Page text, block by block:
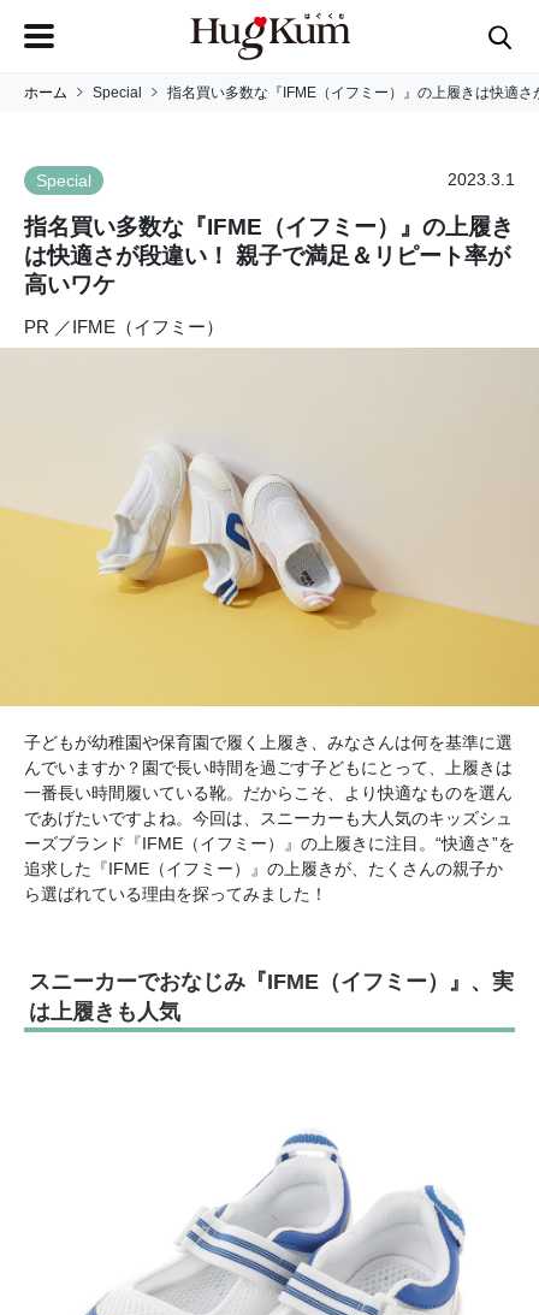
ホーム Special 指名買い多数な『IFME（イフミー）』の上履きは快適
Special 2023.3.1
指名買い多数な『IFME（イフミー）』の上履き
は快適さが段違い！ 親子で満足＆リピート率が
高いワケ
PR ／IFME（イフミー）
子どもが幼稚園や保育園で履く上履き、みなさんは何を基準に選
んでいますか？園で長い時間を過ごす子どもにとって、上履きは
一番長い時間履いている靴。だからこそ、より快適なものを選ん
であげたいですよね。今回は、スニーカーも大人気のキッズシュ
ーズブランド『IFME（イフミー）』の上履きに注目。“快適さ”を
追求した『IFME（イフミー）』の上履きが、たくさんの親子か
ら選ばれている理由を探ってみました！
スニーカーでおなじみ『IFME（イフミー）』、実
は上履きも人気